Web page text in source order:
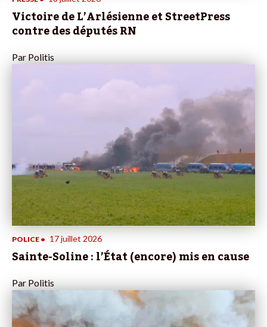
Victoire de L’Arlésienne et StreetPress
contre des députés RN
Par Politis
POLICE • 17 juillet 2026
Sainte-Soline : l’État (encore) mis en cause
Par Politis